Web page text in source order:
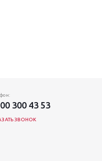
300 43 53
ЗВОНОК